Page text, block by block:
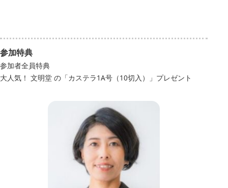
参加特典
参加者全員特典
大人気！ 文明堂 の「カステラ1A号（10切入）」プレゼント